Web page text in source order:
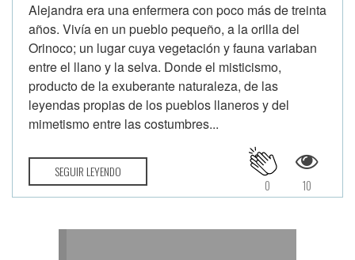
Alejandra era una enfermera con poco más de treinta
años. Vivía en un pueblo pequeño, a la orilla del
Orinoco; un lugar cuya vegetación y fauna variaban
entre el llano y la selva. Donde el misticismo,
producto de la exuberante naturaleza, de las
leyendas propias de los pueblos llaneros y del
mimetismo entre las costumbres...
SEGUIR LEYENDO
10
0